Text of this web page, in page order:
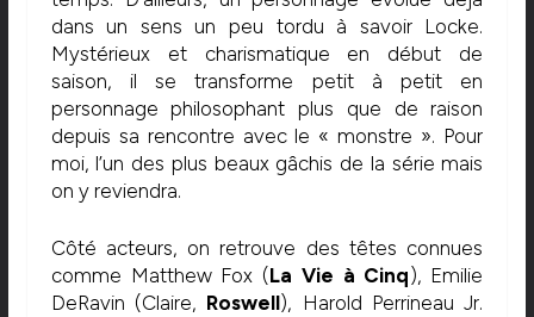
dans un sens un peu tordu à savoir Locke.
Mystérieux et charismatique en début de
saison, il se transforme petit à petit en
personnage philosophant plus que de raison
depuis sa rencontre avec le « monstre ». Pour
moi, l’un des plus beaux gâchis de la série mais
on y reviendra.
Côté acteurs, on retrouve des têtes connues
comme Matthew Fox (La Vie à Cinq), Emilie
DeRavin (Claire, Roswell), Harold Perrineau Jr.